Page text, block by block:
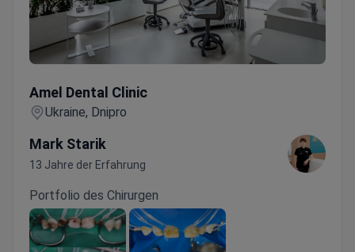
Amel Dental Clinic
Ukraine, Dnipro
Mark Starik
13 Jahre der Erfahrung
Portfolio des Chirurgen